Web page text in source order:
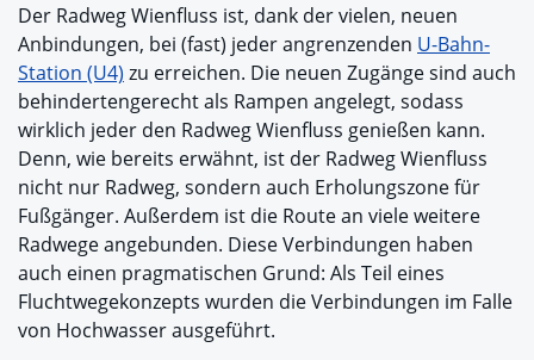
Der Radweg Wienfluss ist, dank der vielen, neuen
Anbindungen, bei (fast) jeder angrenzenden U-Bahn-
Station (U4) zu erreichen. Die neuen Zugänge sind auch
behindertengerecht als Rampen angelegt, sodass
wirklich jeder den Radweg Wienfluss genießen kann.
Denn, wie bereits erwähnt, ist der Radweg Wienfluss
nicht nur Radweg, sondern auch Erholungszone für
Fußgänger. Außerdem ist die Route an viele weitere
Radwege angebunden. Diese Verbindungen haben
auch einen pragmatischen Grund: Als Teil eines
Fluchtwegekonzepts wurden die Verbindungen im Falle
von Hochwasser ausgeführt.